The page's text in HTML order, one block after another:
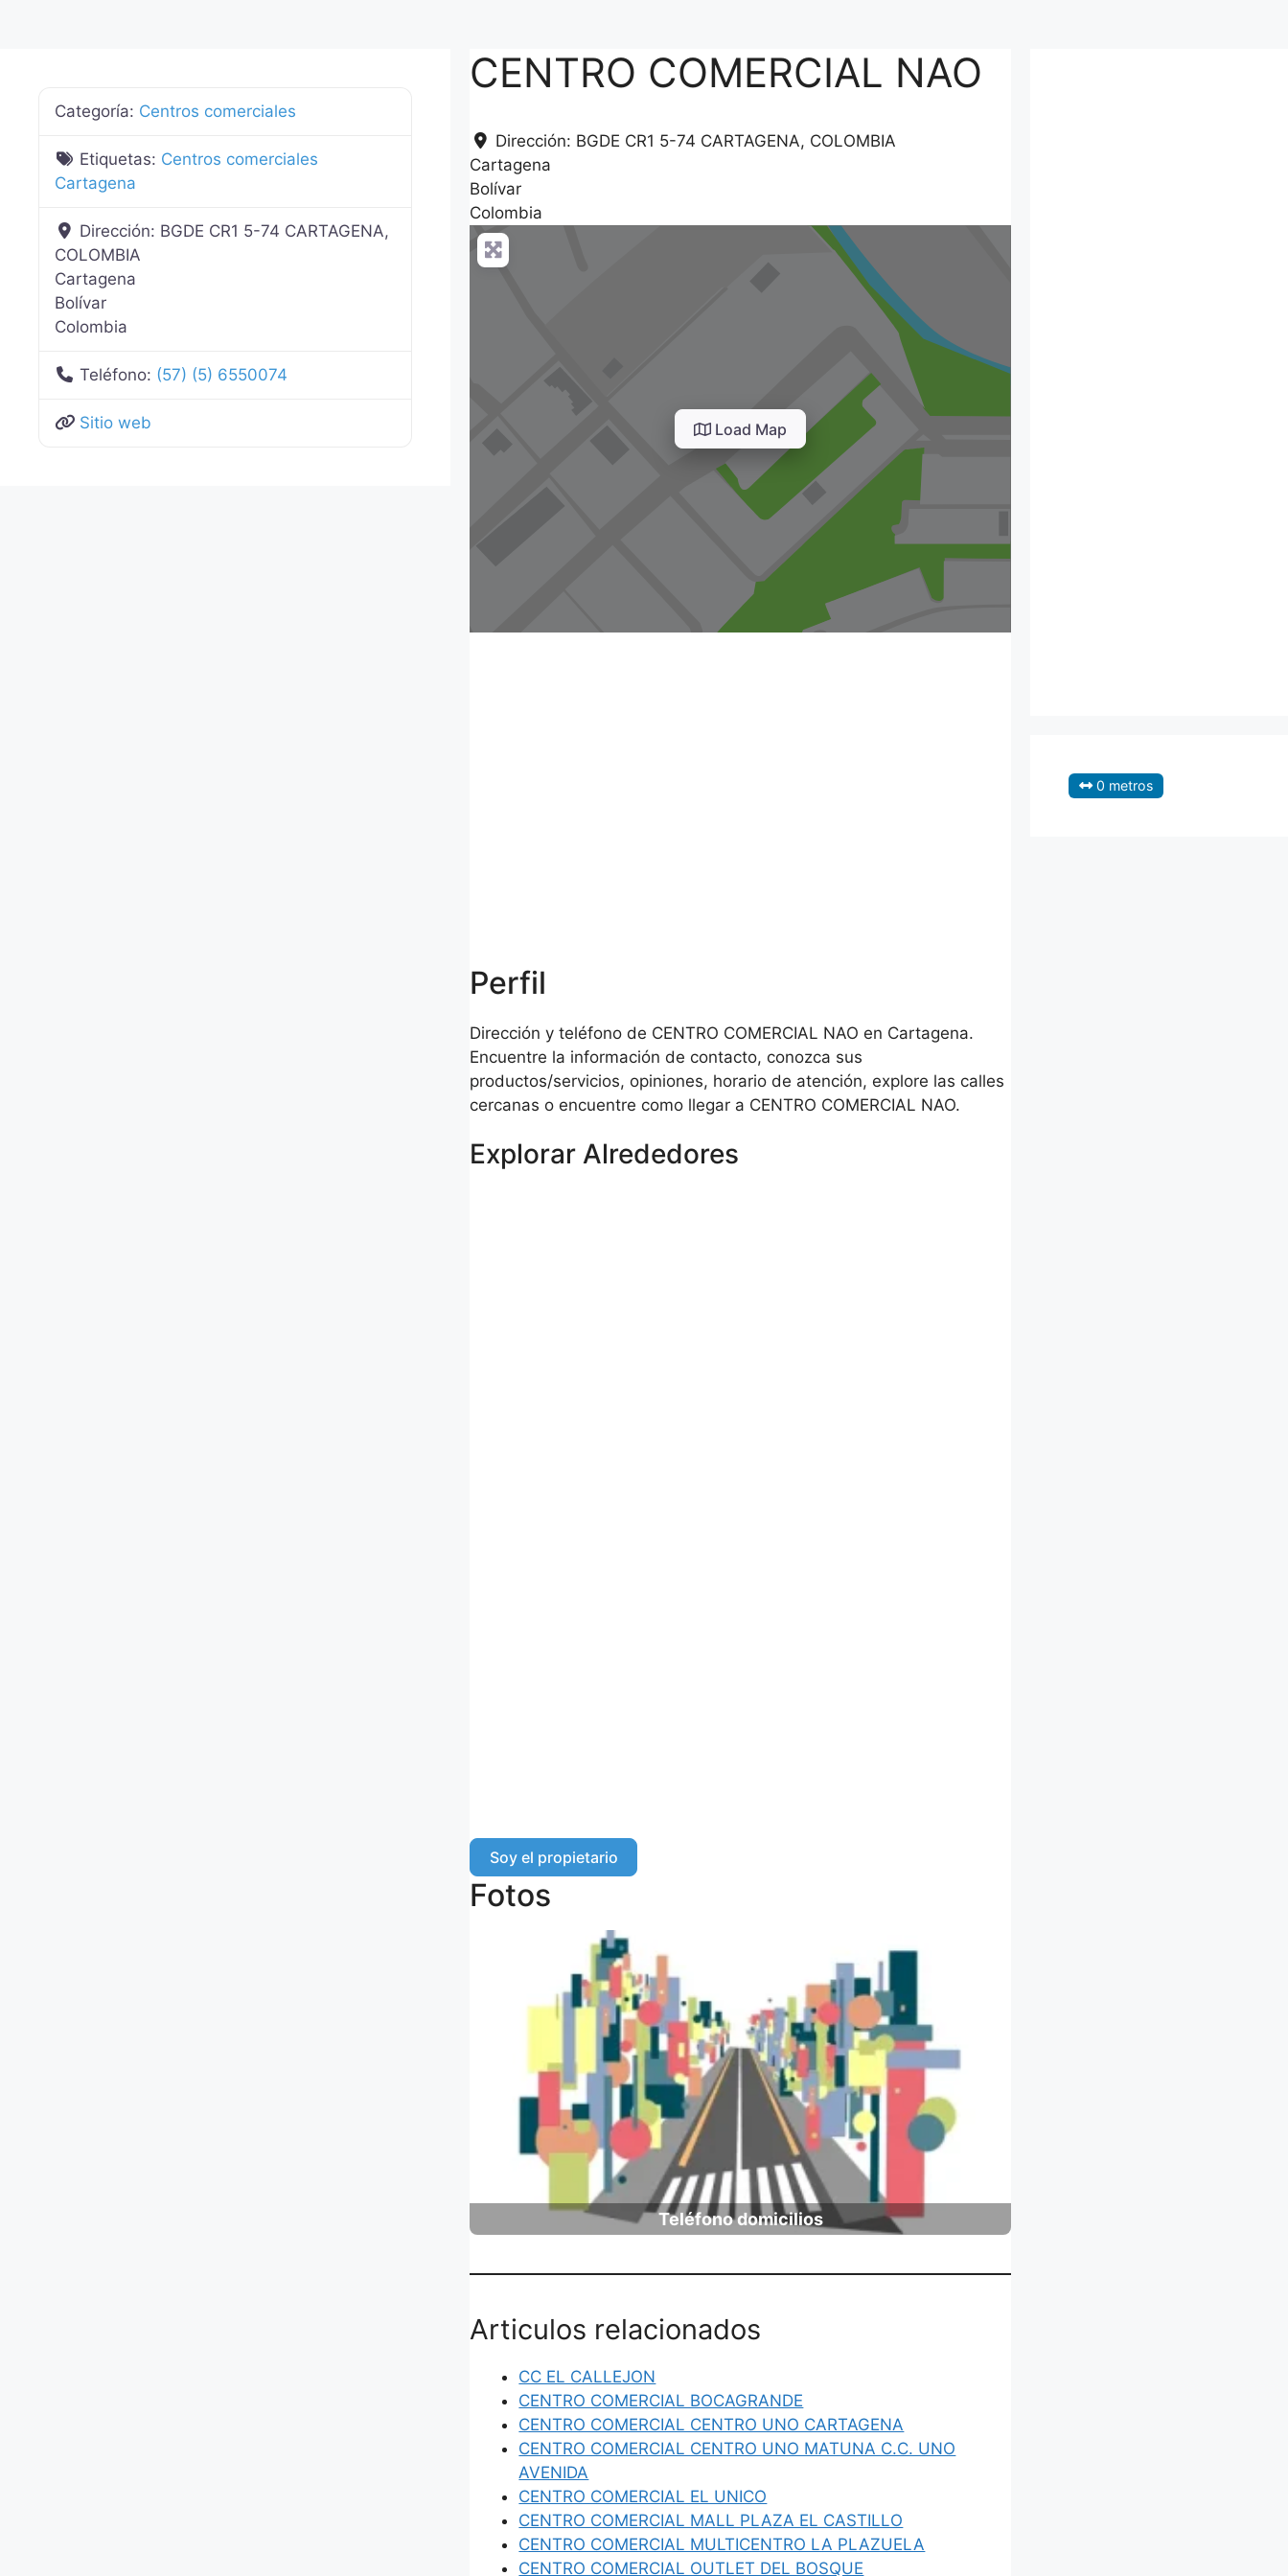
CENTRO COMERCIAL NAO
Dirección: BGDE CR1 5-74 CARTAGENA, COLOMBIA
Cartagena
Bolívar
Colombia
Load Map
Perfil
Dirección y teléfono de CENTRO COMERCIAL NAO en Cartagena.
Encuentre la información de contacto, conozca sus
productos/servicios, opiniones, horario de atención, explore las calles
cercanas o encuentre como llegar a CENTRO COMERCIAL NAO.
Explorar Alrededores
Soy el propietario
Fotos
Teléfono domicilios
Articulos relacionados
CC EL CALLEJON
CENTRO COMERCIAL BOCAGRANDE
CENTRO COMERCIAL CENTRO UNO CARTAGENA
CENTRO COMERCIAL CENTRO UNO MATUNA C.C. UNO
AVENIDA
CENTRO COMERCIAL EL UNICO
CENTRO COMERCIAL MALL PLAZA EL CASTILLO
CENTRO COMERCIAL MULTICENTRO LA PLAZUELA
CENTRO COMERCIAL OUTLET DEL BOSQUE
Categoría: Centros comerciales
Etiquetas: Centros comerciales
Cartagena
Dirección: BGDE CR1 5-74 CARTAGENA,
COLOMBIA
Cartagena
Bolívar
Colombia
Teléfono: (57) (5) 6550074
Sitio web
0 metros